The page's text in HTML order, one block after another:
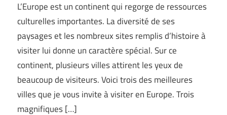
L’Europe est un continent qui regorge de ressources
culturelles importantes. La diversité de ses
paysages et les nombreux sites remplis d’histoire à
visiter lui donne un caractère spécial. Sur ce
continent, plusieurs villes attirent les yeux de
beaucoup de visiteurs. Voici trois des meilleures
villes que je vous invite à visiter en Europe. Trois
magnifiques […]